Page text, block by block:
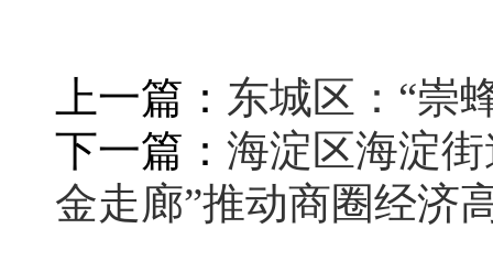
上一篇： 东城区：“崇
下一篇： 海淀区海淀
金走廊”推动商圈经济